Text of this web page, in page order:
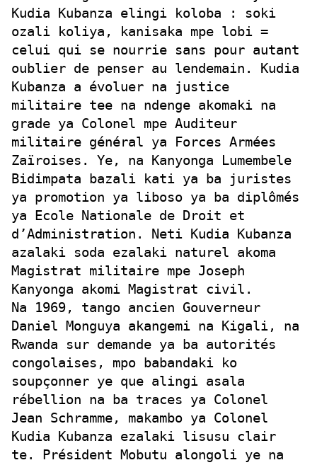
Kudia Kubanza elingi koloba : soki
ozali koliya, kanisaka mpe lobi =
celui qui se nourrie sans pour autant
oublier de penser au lendemain. Kudia
Kubanza a évoluer na justice
militaire tee na ndenge akomaki na
grade ya Colonel mpe Auditeur
militaire général ya Forces Armées
Zaïroises. Ye, na Kanyonga Lumembele
Bidimpata bazali kati ya ba juristes
ya promotion ya liboso ya ba diplômés
ya Ecole Nationale de Droit et
d’Administration. Neti Kudia Kubanza
azalaki soda ezalaki naturel akoma
Magistrat militaire mpe Joseph
Kanyonga akomi Magistrat civil.
Na 1969, tango ancien Gouverneur
Daniel Monguya akangemi na Kigali, na
Rwanda sur demande ya ba autorités
congolaises, mpo babandaki ko
soupçonner ye que alingi asala
rébellion na ba traces ya Colonel
Jean Schramme, makambo ya Colonel
Kudia Kubanza ezalaki lisusu clair
te. Président Mobutu alongoli ye na